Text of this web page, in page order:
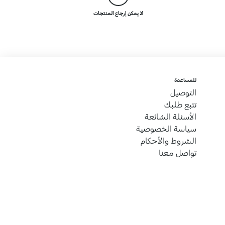
لا يمكن إرجاع المنتجات
للمساعدة
التوصيل
تتبع طلبك
الأسئلة الشائعة
سياسة الخصوصية
الشروط والأحكام
تواصل معنا